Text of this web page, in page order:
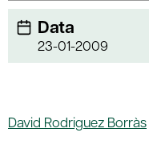
Data
23-01-2009
David Rodriguez Borràs